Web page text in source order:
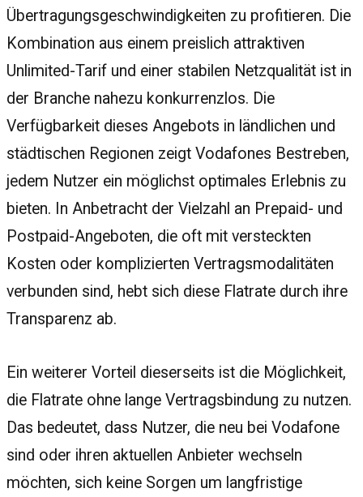
Übertragungsgeschwindigkeiten zu profitieren. Die
Kombination aus einem preislich attraktiven
Unlimited-Tarif und einer stabilen Netzqualität ist in
der Branche nahezu konkurrenzlos. Die
Verfügbarkeit dieses Angebots in ländlichen und
städtischen Regionen zeigt Vodafones Bestreben,
jedem Nutzer ein möglichst optimales Erlebnis zu
bieten. In Anbetracht der Vielzahl an Prepaid- und
Postpaid-Angeboten, die oft mit versteckten
Kosten oder komplizierten Vertragsmodalitäten
verbunden sind, hebt sich diese Flatrate durch ihre
Transparenz ab.
Ein weiterer Vorteil dieserseits ist die Möglichkeit,
die Flatrate ohne lange Vertragsbindung zu nutzen.
Das bedeutet, dass Nutzer, die neu bei Vodafone
sind oder ihren aktuellen Anbieter wechseln
möchten, sich keine Sorgen um langfristige